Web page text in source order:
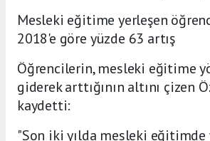
Mesleki eğitime yerleşen
2018'e göre yüzde 63 artış
Öğrencilerin, mesleki eğitime
giderek arttığının altını çizen
kaydetti:
"Son iki yılda mesleki eğitimde